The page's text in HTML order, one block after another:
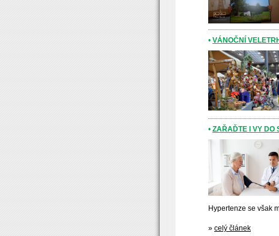
• VÁNOČNÍ
• ZAŘAĎTE I VY DO
Hypertenze se však
» celý článek